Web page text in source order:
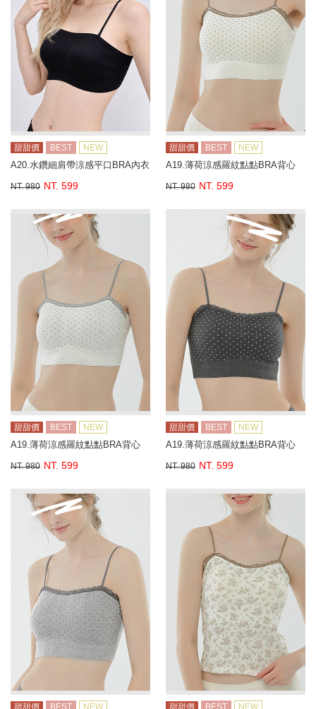
甜甜價 BEST NEW
A20.水鑽細肩帶涼感平口BRA內衣
NT. 980 NT. 599
甜甜價 BEST NEW
A19.薄荷涼感羅紋點點BRA背心
NT. 980 NT. 599
甜甜價 BEST NEW
A19.薄荷涼感羅紋點點BRA背心
NT. 980 NT. 599
甜甜價 BEST NEW
A19.薄荷涼感羅紋點點BRA背心
NT. 980 NT. 599
甜甜價 BEST NEW 甜甜價 BEST NEW